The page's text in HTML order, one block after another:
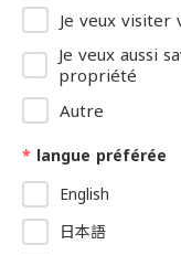
Je veux visiter
Je veux aussi
propriété
Autre
* langue préférée
English
日本語